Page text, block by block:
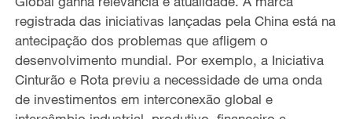
registrada das iniciativas lançadas pela China está na
antecipação dos problemas que afligem o
desenvolvimento mundial. Por exemplo, a Iniciativa
Cinturão e Rota previu a necessidade de uma onda
de investimentos em interconexão global e